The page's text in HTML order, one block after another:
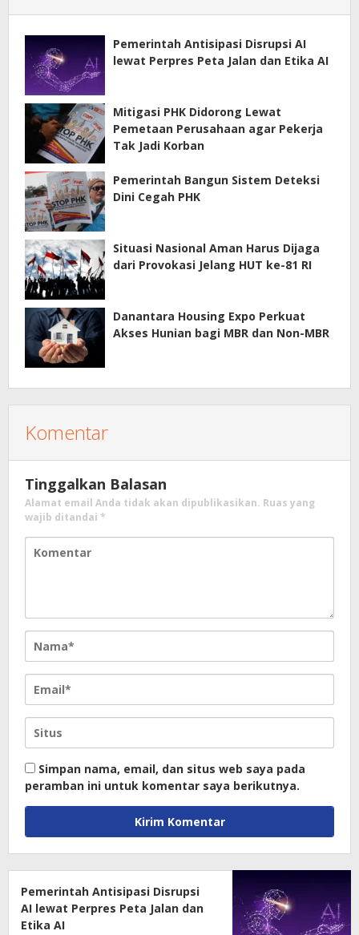
Pemerintah Antisipasi Disrupsi AI
lewat Perpres Peta Jalan dan Etika AI
Mitigasi PHK Didorong Lewat
Pemetaan Perusahaan agar Pekerja
Tak Jadi Korban
Pemerintah Bangun Sistem Deteksi
Dini Cegah PHK
Situasi Nasional Aman Harus Dijaga
dari Provokasi Jelang HUT ke-81 RI
Danantara Housing Expo Perkuat
Akses Hunian bagi MBR dan Non-MBR
Komentar
Tinggalkan Balasan
Alamat email Anda tidak akan dipublikasikan. Ruas yang
wajib ditandai *
Simpan nama, email, dan situs web saya pada
peramban ini untuk komentar saya berikutnya.
Pemerintah Antisipasi Disrupsi
AI lewat Perpres Peta Jalan dan
Etika AI